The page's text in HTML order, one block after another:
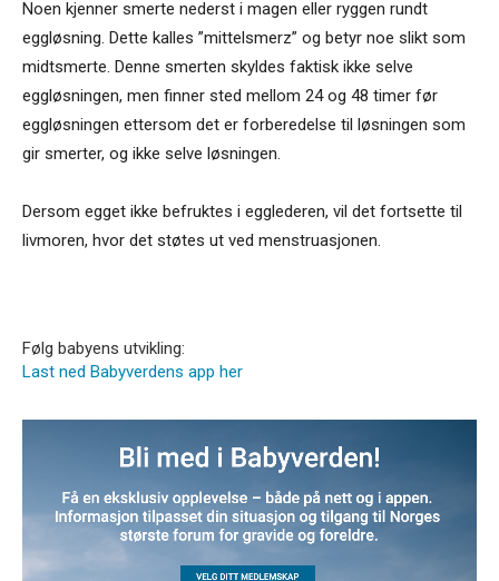
Noen kjenner smerte nederst i magen eller ryggen rundt
eggløsning. Dette kalles ”mittelsmerz” og betyr noe slikt som
midtsmerte. Denne smerten skyldes faktisk ikke selve
eggløsningen, men finner sted mellom 24 og 48 timer før
eggløsningen ettersom det er forberedelse til løsningen som
gir smerter, og ikke selve løsningen.
Dersom egget ikke befruktes i egglederen, vil det fortsette til
livmoren, hvor det støtes ut ved menstruasjonen.
Følg babyens utvikling:
Last ned Babyverdens app her